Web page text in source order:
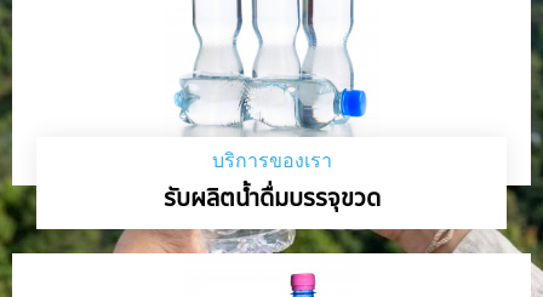
บริการของเรา
รับผลิตน้ำดื่มบรรจุขวด